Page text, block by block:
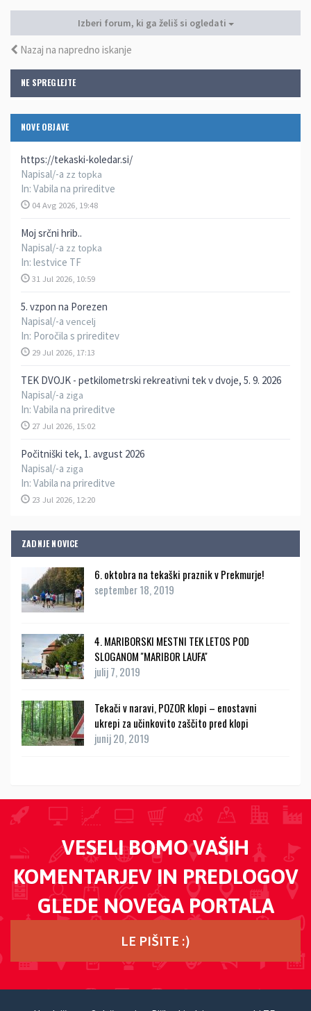
NE SPREGLEJTE
NOVE OBJAVE
https://tekaski-koledar.si/
Napisal/-a zz topka
In: Vabila na prireditve
04 Avg 2026, 19:48
Moj srčni hrib..
Napisal/-a zz topka
In: lestvice TF
31 Jul 2026, 10:59
5. vzpon na Porezen
Napisal/-a vencelj
In: Poročila s prireditev
29 Jul 2026, 17:13
TEK DVOJK - petkilometrski rekreativni tek v dvoje, 5. 9. 2026
Napisal/-a ziga
In: Vabila na prireditve
27 Jul 2026, 15:02
Počitniški tek, 1. avgust 2026
Napisal/-a ziga
In: Vabila na prireditve
23 Jul 2026, 12:20
ZADNJE NOVICE
6. oktobra na tekaški praznik v Prekmurje!
september 18, 2019
4. MARIBORSKI MESTNI TEK LETOS POD
SLOGANOM ''MARIBOR LAUFA''
julij 7, 2019
Tekači v naravi, POZOR klopi – enostavni
ukrepi za učinkovito zaščito pred klopi
junij 20, 2019
Izberi forum, ki ga želiš si ogledati
Nazaj na napredno iskanje
VESELI BOMO VAŠIH
KOMENTARJEV IN PREDLOGOV
GLEDE NOVEGA PORTALA
LE PIŠITE :)